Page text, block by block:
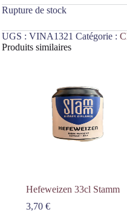
Rupture de stock
UGS : VINA1321 Catégorie :
Produits similaires
Hefeweizen 33cl Stamm
3,70 €